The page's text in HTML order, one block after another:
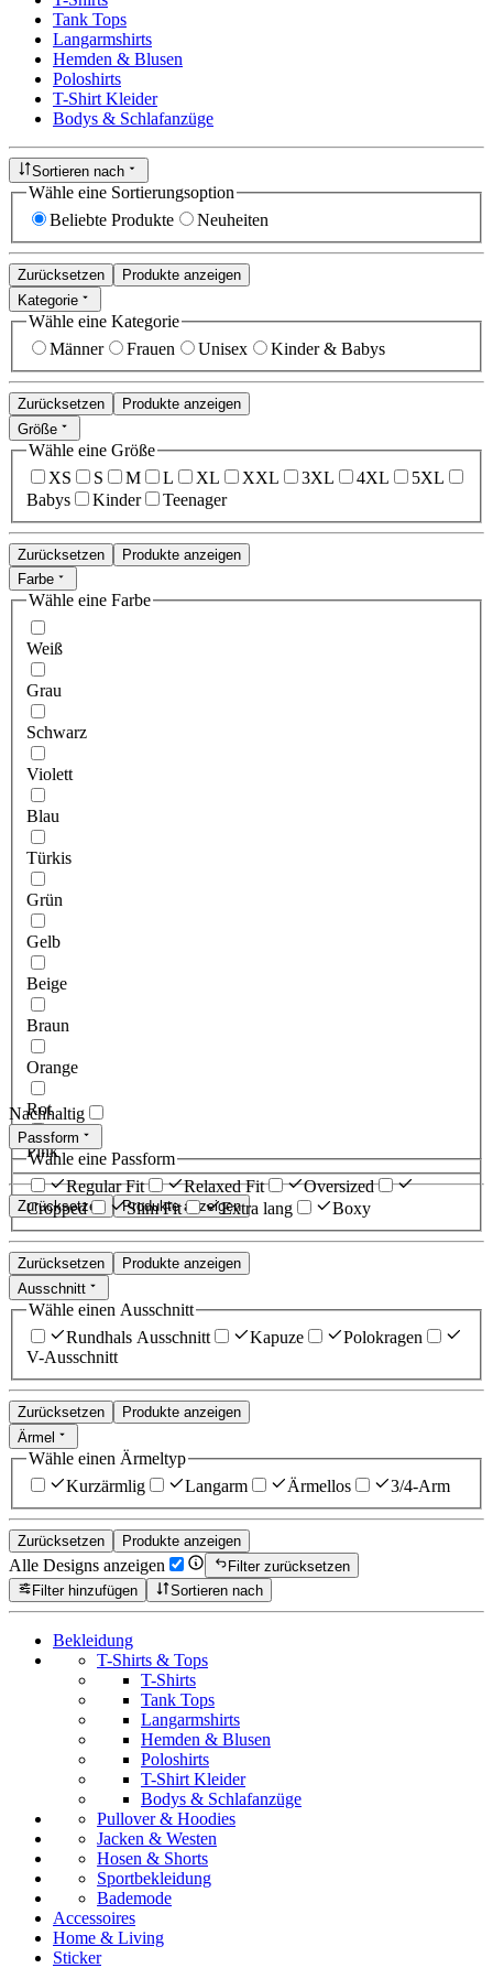
Tank Tops
Langarmshirts
Hemden & Blusen
Poloshirts
T-Shirt Kleider
Bodys & Schlafanzüge
Sortieren nach
Wähle eine Sortierungsoption
Beliebte Produkte
Neuheiten
Zurücksetzen
Produkte anzeigen
Kategorie
Wähle eine Kategorie
Männer
Frauen Unisex Kinder & Babys
Zurücksetzen
Produkte anzeigen
Größe
Wähle eine Größe
XS
S M L XL XXL 3XL 4XL
5XL
Babys
Kinder Teenager
Zurücksetzen
Produkte anzeigen
Farbe
Wähle eine Farbe
Weiß
Grau
Schwarz
Violett
Blau
Türkis
Grün
Gelb
Beige
Braun
Orange
Rot
Pink
Zurücksetzen Produkte anzeigen
Nachhaltig
Passform
Wähle eine Passform
Regular Fit
Relaxed Fit
Oversized
Cropped
Slim Fit Extra lang Boxy
Zurücksetzen
Produkte anzeigen
Ausschnitt
Wähle einen Ausschnitt
Rundhals Ausschnitt
Kapuze
Polokragen
V-Ausschnitt
Zurücksetzen
Produkte anzeigen
Ärmel
Wähle einen Ärmeltyp
Kurzärmlig
Langarm Ärmellos 3/4-Arm
Zurücksetzen Produkte anzeigen
Alle Designs anzeigen
Filter zurücksetzen
Filter hinzufügen
Sortieren nach
Bekleidung
T-Shirts & Tops
T-Shirts
Tank Tops
Langarmshirts
Hemden & Blusen
Poloshirts
T-Shirt Kleider
Bodys & Schlafanzüge
Pullover & Hoodies
Jacken & Westen
Hosen & Shorts
Sportbekleidung
Bademode
Accessoires
Home & Living
Sticker